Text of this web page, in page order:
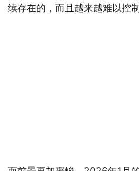
续存在的，而且越来越难以控制